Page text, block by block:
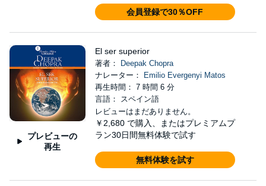
会員登録で30％OFF
プレビューの
再生
El ser superior
著者：
Deepak Chopra
ナレーター：
Emilio Evergenyi Matos
再生時間： 7 時間 6 分
言語： スペイン語
レビューはまだありません。
￥2,680 で購入、またはプレミアムプ
ラン30日間無料体験で試す
無料体験を試す